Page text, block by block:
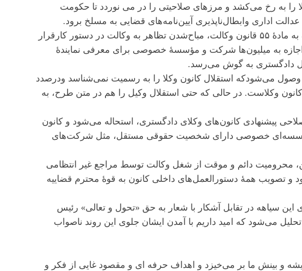
را به رخ می‌کشد و مرزهای صلاحیتی را در می نوردد تا حکومت
اداری وابطال‌ناپذیری آیین‌نامه‌های قضایی به مسلخ برود.
در این میان، با طرح الحاق یک تبصره به مادۀ ۵۵ قانون وکالت، مباح‌شدن تظاهر به وکالت در دستور کارقرار
به میلیون‌ها شرکت و مؤسسۀ خصوصی برای معرفی نمایندۀ
دادگستری به گوش می‌رسد.
می‌شودکه استقلال کانون وکلا را به رسمیت نمی‌شناسد ودرصدد
کانون وکلاست. در حالی که حتی استقلال وکیل را هم در متن طرح، به
پیشنهادی کانون‌های وکلای دادگستری، استحاله می‌شود و کانون
مؤسسه‌ای خصوصی دارای شخصیت حقوقی مستقل، مثل شرکت‌های
محرومیت دائم و موقت از شغل وکالت توسط مراجع غیر انتظامی
و تصویب همۀ دستورالعمل‌های داخلی کانون به قوۀ محترم قضاییه
سیاهه در تقابل آشکار با شعار به حق «تحول و تعالی» رئیس
می‌شود که امید داریم با آمدن ایشان جلوی این روند ناصواب
و بینش ما بر می‌خیزد و اهداف حرفه ای و مقصود غایی از فکر و